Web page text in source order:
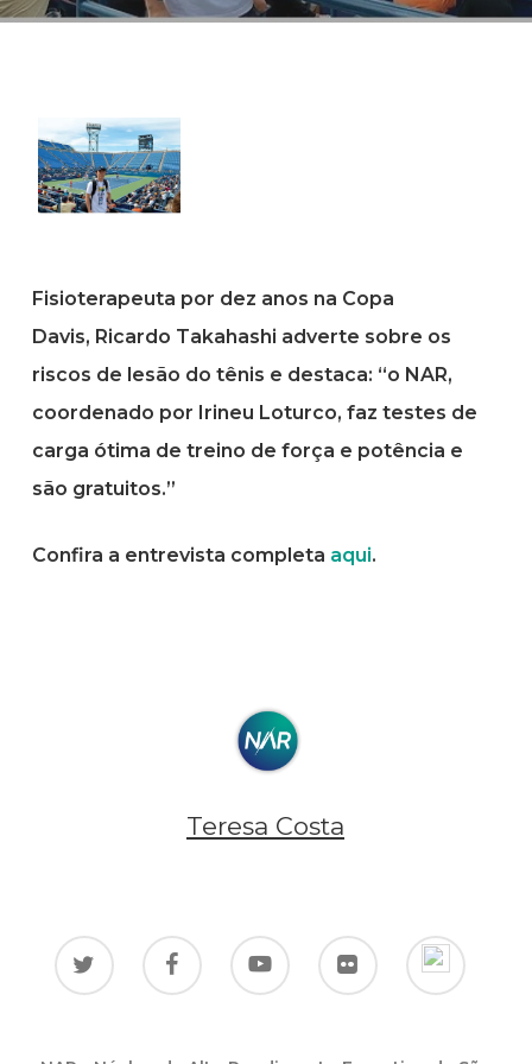
Fisioterapeuta por dez anos na Copa
Davis, Ricardo Takahashi adverte sobre os
riscos de lesão do tênis e destaca: “o NAR,
coordenado por Irineu Loturco, faz testes de
carga ótima de treino de força e potência e
são gratuitos.”
Confira a entrevista completa aqui.
Teresa Costa